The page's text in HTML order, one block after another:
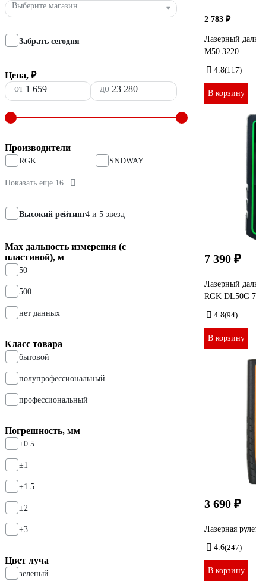
Выберите магазин
Забрать сегодня
Цена, ₽
от
до
Производители
RGK SNDWAY
Показать еще 16
Высокий рейтинг4 и 5 звезд
Мах дальность измерения (с
пластиной), м
50
500
нет данных
Класс товара
бытовой
полупрофессиональный
профессиональный
Погрешность, мм
±0.5
±1
±1.5
±2
±3
Цвет луча
зеленый
2 783 ₽
Лазерный
M50 3220
4.8(117)
В корзину
7 390 ₽
Лазерный
RGK DL50G
4.8(94)
В корзину
3 690 ₽
Лазерная
4.6(247)
В корзину